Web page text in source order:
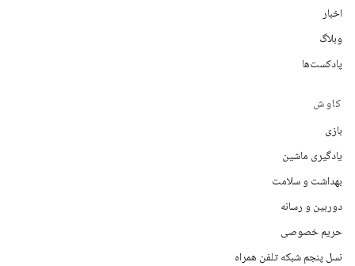
اخبار
وبلاگ
پادکست‌ها
کاوش
بازی
یادگیری ماشین
بهداشت و سلامت
دوربین و رسانه
حریم خصوصی
نسل پنجم شبکه تلفن همراه